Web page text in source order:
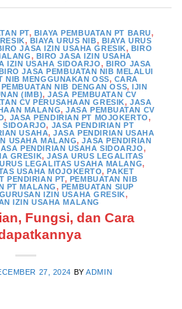
PT, BIAYA PEMBUATAN PT BARU,
, BIAYA URUS NIB, BIAYA URUS
JASA IZIN USAHA GRESIK, BIRO
, BIRO JASA IZIN USAHA
IZIN USAHA SIDOARJO, BIRO JASA
JASA PEMBUATAN NIB MELALUI
NIB MENGGUNAKAN OSS, CARA
NIB DENGAN OSS,IJIN
(IMB),JASA PEMBUATAN CV
CV PERUSAHAAN GRESIK, JASA
MALANG,JASA PEMBUATAN CV
, JASA PENDIRIAN PT MOJOKERTO,
SIDOARJO, JASA PENDIRIAN PT
USAHA,JASA PENDIRIAN USAHA
USAHA MALANG,JASA PENDIRIAN
PENDIRIAN USAHA SIDOARJO,
GRESIK,JASA URUS LEGALITAS
LEGALITAS USAHA MALANG,
USAHA MOJOKERTO,PAKET
PENDIRIAN PT, PEMBUATAN NIB
PT MALANG, PEMBUATAN SIUP
IZIN USAHA GRESIK,
IZIN USAHA MALANG
Fungsi, dan Cara
27, 2024 BYADMIN